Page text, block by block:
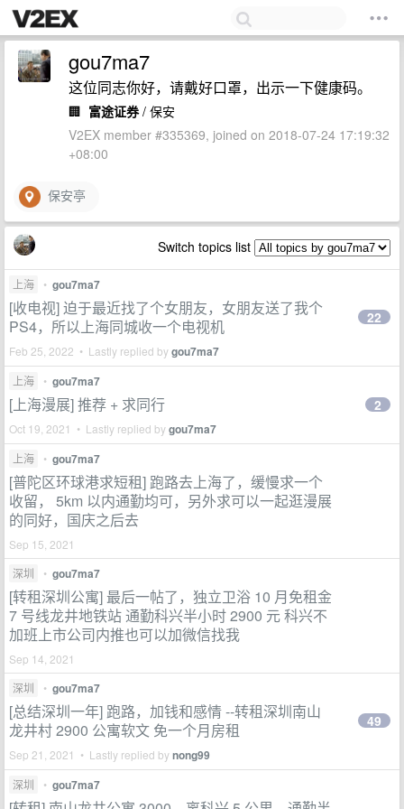
gou7ma7
这位同志你好，请戴好口罩，出示一下健康码。
🏢 富途证券/ 保安
V2EX member #335369, joined on 2018-07-24 17:19:32
+08:00
保安亭
Switch topics list
上海 • gou7ma7
[收电视] 迫于最近找了个女朋友，女朋友送了我个
PS4，所以上海同城收一个电视机
Feb 25, 2022 • Lastly replied bygou7ma7
22
上海 • gou7ma7
[上海漫展] 推荐 + 求同行
Oct 19, 2021 • Lastly replied bygou7ma7
2
上海 • gou7ma7
[普陀区环球港求短租] 跑路去上海了，缓慢求一个
收留， 5km 以内通勤均可，另外求可以一起逛漫展
的同好，国庆之后去
Sep 15, 2021
深圳
• gou7ma7
[转租深圳公寓] 最后一帖了，独立卫浴 10 月免租金
7 号线龙井地铁站 通勤科兴半小时 2900 元 科兴不
加班上市公司内推也可以加微信找我
Sep 14, 2021
深圳
• gou7ma7
[总结深圳一年] 跑路，加钱和感情 --转租深圳南山
龙井村 2900 公寓软文 免一个月房租
Sep 21, 2021 • Lastly replied bynong99
49
深圳 • gou7ma7